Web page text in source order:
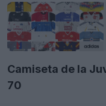
Camiseta de la
70